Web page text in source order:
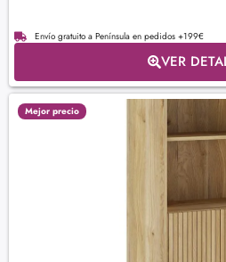
Envío gratuito a Península en pedidos +199€
VER
Mejor precio